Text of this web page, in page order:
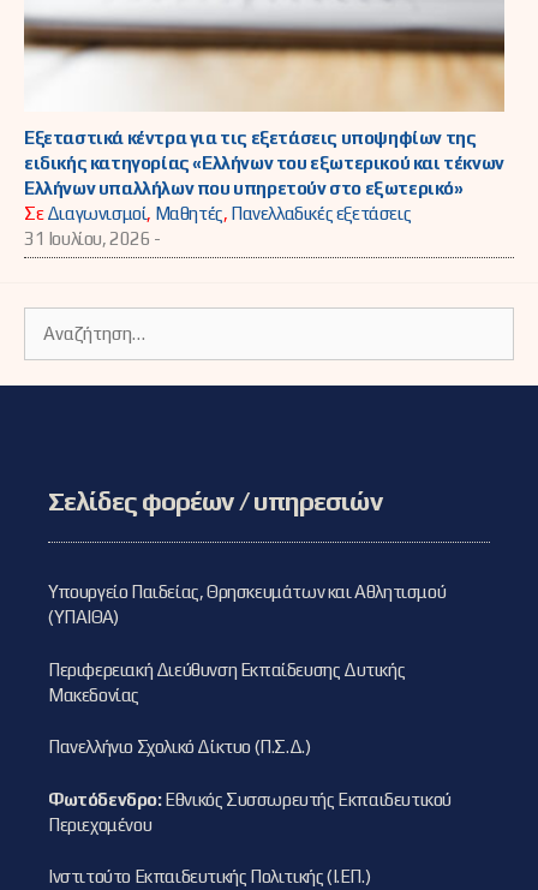
Εξεταστικά κέντρα για τις εξετάσεις υποψηφίων της
ειδικής κατηγορίας «Ελλήνων του εξωτερικού και τέκνων
Ελλήνων υπαλλήλων που υπηρετούν στο εξωτερικό»
ΣεΔιαγωνισμοί, Μαθητές, Πανελλαδικές εξετάσεις
31 Ιουλίου, 2026 -
για:
Σελίδες φορέων / υπηρεσιών
Υπουργείο Παιδείας, Θρησκευμάτων και Αθλητισμού
(ΥΠΑΙΘΑ)
Περιφερειακή Διεύθυνση Εκπαίδευσης Δυτικής
Μακεδονίας
Πανελλήνιο Σχολικό Δίκτυο (Π.Σ.Δ.)
Φωτόδενδρο:Εθνικός Συσσωρευτής Εκπαιδευτικού
Περιεχομένου
Ινστιτούτο Εκπαιδευτικής Πολιτικής (Ι.ΕΠ.)